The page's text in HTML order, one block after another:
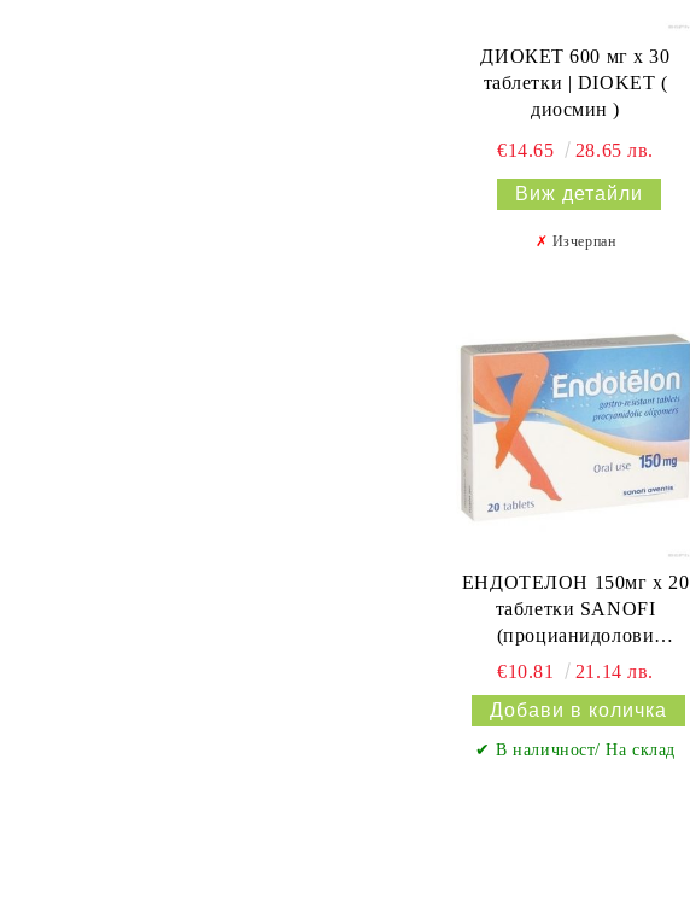
ДИОКЕТ 600 мг х 30
таблетки | DIOKET (
диосмин )
€14.65
28.65 лв.
Виж детайли
✗ Изчерпан
ЕНДОТЕЛОН 150мг х 20
таблетки SANOFI
(процианидолови
олигомери, за вени и
€10.81 21.14 лв.
✔ В наличност/ На склад